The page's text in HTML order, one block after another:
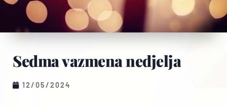
Sedma vazmena nedjelja
12/05/2024